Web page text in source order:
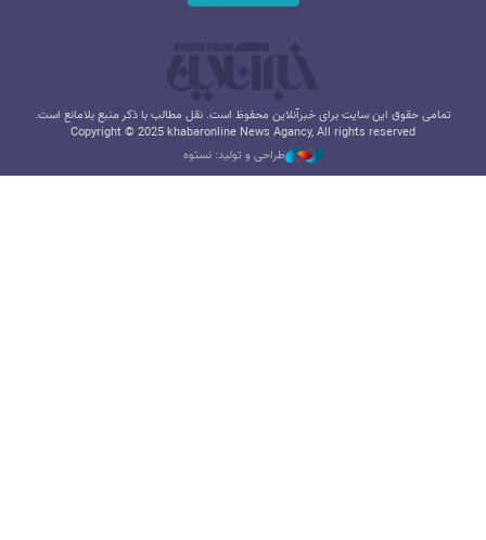
تمامی حقوق این سایت برای خبرآنلاین محفوظ است. نقل مطالب با ذکر منبع بلامانع است.
Copyright © 2025 khabaronline News Agancy, All rights reserved
طراحی و تولید: نستوه